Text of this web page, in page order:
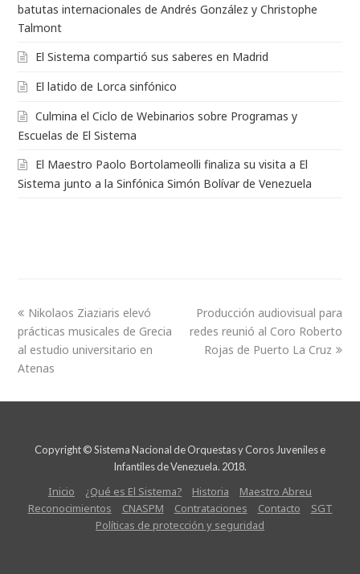
batutas internacionales de Andrés González y Christophe
Talmont
El Sistema compartió sus saberes en Madrid
El latido de Lorca sinfónico
Culmina el Ciclo de Webinarios sobre Programas y
Escuelas de El Sistema
El Maestro Paolo Bortolameolli finaliza su visita a El
Sistema junto a la Sinfónica Simón Bolívar de Venezuela
Nikolaos Ziaziaris elevó
prácticas musicales de Grecia
al estudio universitario en
Atenas
Producción audiovisual para
redes reunió al Coro Roberto
Rojas de Puerto La Cruz
Copyright © Sistema Nacional de Orquestas y Coros Juveniles e
Infantiles de Venezuela. 2018.
Inicio ¿Qué es El Sistema? Historia
Maestro Abreu
Reconocimientos
CNASPM Contrataciones Contacto
SGT
Políticas de protección y seguridad